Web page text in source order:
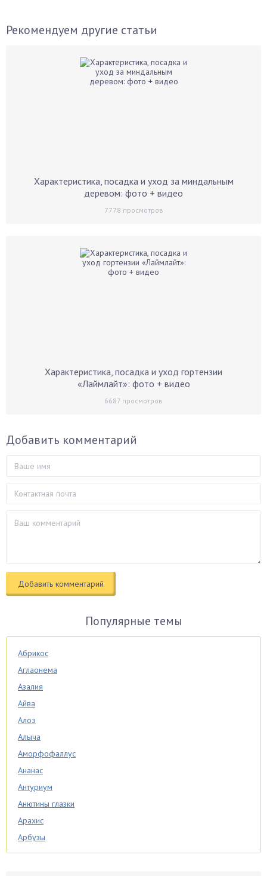
Рекомендуем другие статьи
Характеристика, посадка и уход за миндальным
деревом: фото + видео
7778 просмотров
Характеристика, посадка и уход гортензии
«Лаймлайт»: фото + видео
6687 просмотров
Добавить комментарий
Популярные темы
Абрикос
Аглаонема
Азалия
Айва
Алоэ
Алыча
Аморфофаллус
Ананас
Антуриум
Анютины глазки
Арахис
Арбузы
Аспарагус